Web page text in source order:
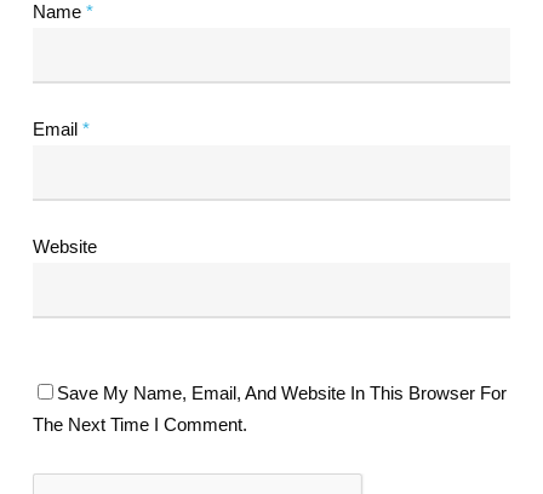
Name *
Email *
Website
Save My Name, Email, And Website In This Browser For
The Next Time I Comment.